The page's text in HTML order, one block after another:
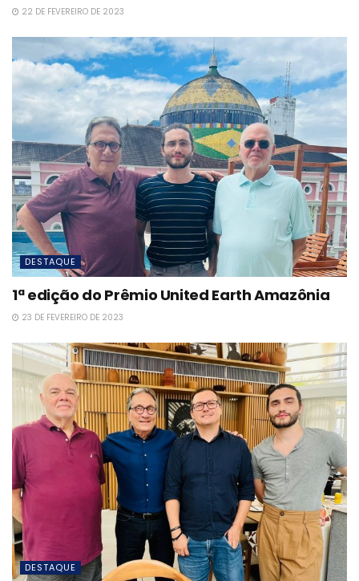
22 DE FEVEREIRO DE 2023
DESTAQUE
1ª edição do Prêmio United Earth Amazônia
23 DE FEVEREIRO DE 2023
DESTAQUE